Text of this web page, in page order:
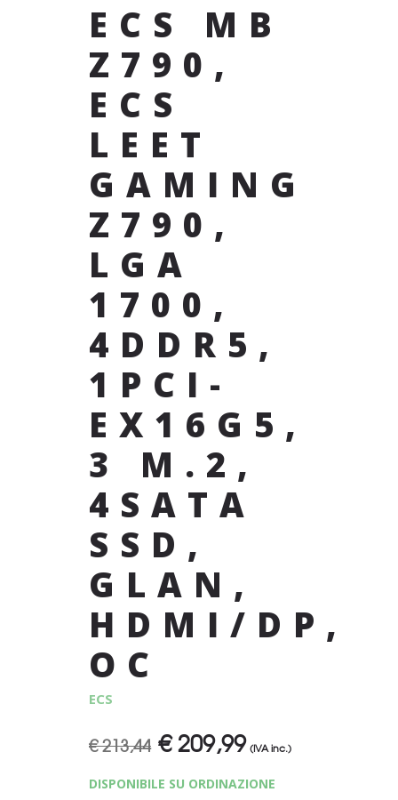
ECS MB
Z790,
ECS
LEET
GAMING
Z790,
LGA
1700,
4DDR5,
1PCI-
EX16G5,
3 M.2,
4SATA
SSD,
GLAN,
HDMI/DP,
OC
ECS
€213,44 Il
originale
€209,99Il
attuale
(IVA inc.)
DISPONIBILE SU ORDINAZIONE